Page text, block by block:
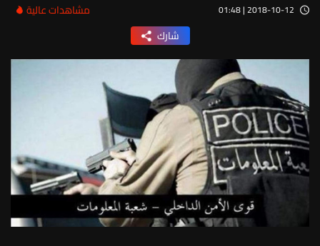
2018-10-12 | 01:48
مشاهدات عالية
شارك